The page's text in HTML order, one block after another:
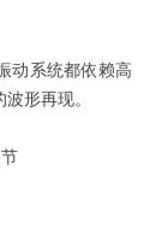
动系统都依赖高
形再现。